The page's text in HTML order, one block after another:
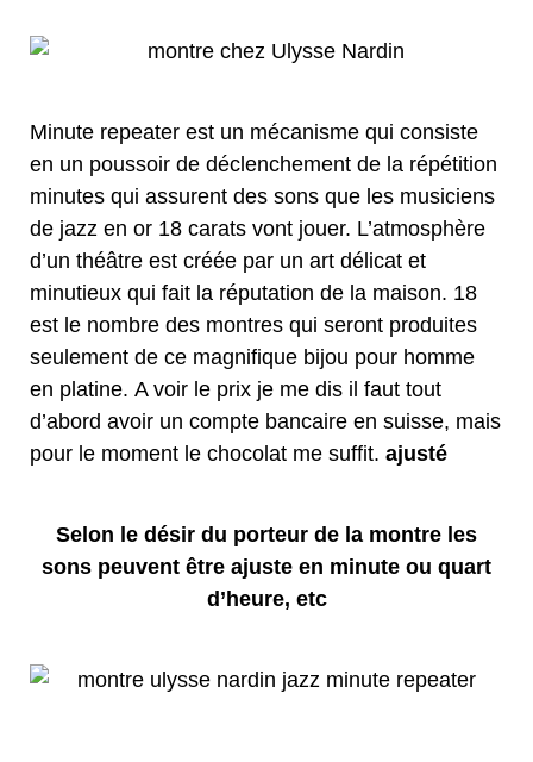
Minute repeater est un mécanisme qui consiste
en un poussoir de déclenchement de la répétition
minutes qui assurent des sons que les musiciens
de jazz en or 18 carats vont jouer. L’atmosphère
d’un théâtre est créée par un art délicat et
minutieux qui fait la réputation de la maison. 18
est le nombre des montres qui seront produites
seulement de ce magnifique bijou pour homme
en platine. A voir le prix je me dis il faut tout
d’abord avoir un compte bancaire en suisse, mais
pour le moment le chocolat me suffit. ajusté
Selon le désir du porteur de la montre les
sons peuvent être ajuste en minute ou quart
d’heure, etc